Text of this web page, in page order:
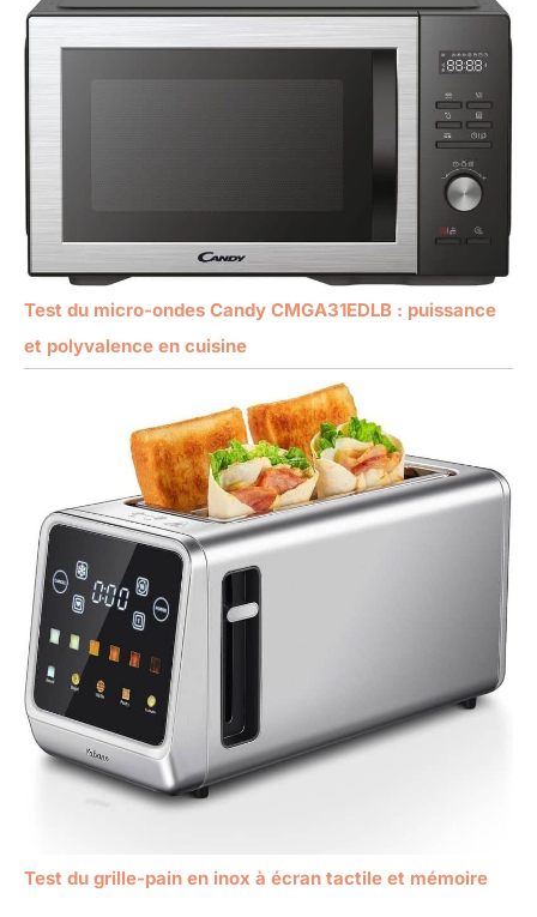
Test du micro-ondes Candy CMGA31EDLB : puissance
et polyvalence en cuisine
Test du grille-pain en inox à écran tactile et mémoire